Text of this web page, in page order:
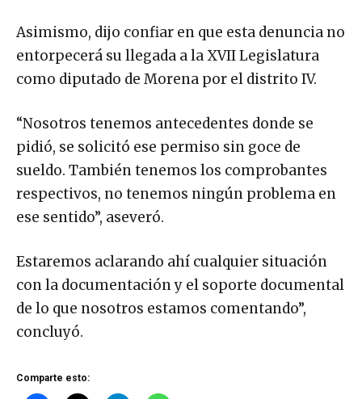
Asimismo, dijo confiar en que esta denuncia no
entorpecerá su llegada a la XVII Legislatura
como diputado de Morena por el distrito IV.
“Nosotros tenemos antecedentes donde se
pidió, se solicitó ese permiso sin goce de
sueldo. También tenemos los comprobantes
respectivos, no tenemos ningún problema en
ese sentido”, aseveró.
Estaremos aclarando ahí cualquier situación
con la documentación y el soporte documental
de lo que nosotros estamos comentando”,
concluyó.
Comparte esto: